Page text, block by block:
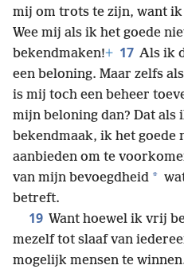
mij om trots te zijn, want
Wee mij als ik het goede
bekendmaken!+ 17 Als ik
een beloning. Maar zelfs
is mij toch een beheer
mijn beloning dan? Dat als
bekendmaak, ik het goede
aanbieden om te
van mijn bevoegdheid *
betreft.
19 Want hoewel ik vrij
mezelf tot slaaf van
mogelijk mensen te